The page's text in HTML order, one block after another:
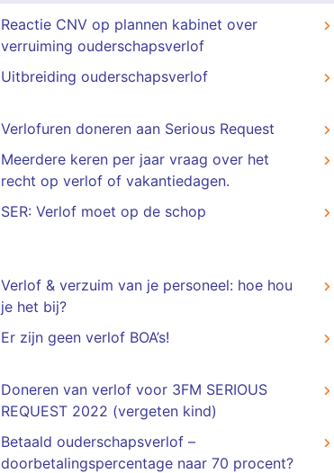
Reactie CNV op plannen kabinet over
verruiming ouderschapsverlof
Uitbreiding ouderschapsverlof
Verlofuren doneren aan Serious Request
Meerdere keren per jaar vraag over het
recht op verlof of vakantiedagen.
SER: Verlof moet op de schop
Verlof & verzuim van je personeel: hoe hou
je het bij?
Er zijn geen verlof BOA’s!
Doneren van verlof voor 3FM SERIOUS
REQUEST 2022 (vergeten kind)
Betaald ouderschapsverlof –
doorbetalingspercentage naar 70 procent?